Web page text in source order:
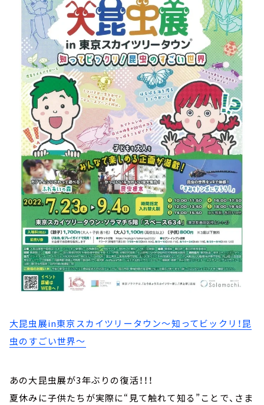
大昆虫展in東京スカイツリータウン～知ってビックリ！昆
虫のすごい世界～
あの大昆虫展が3年ぶりの復活！！！
夏休みに子供たちが実際に“見て触れて知る”ことで、さま